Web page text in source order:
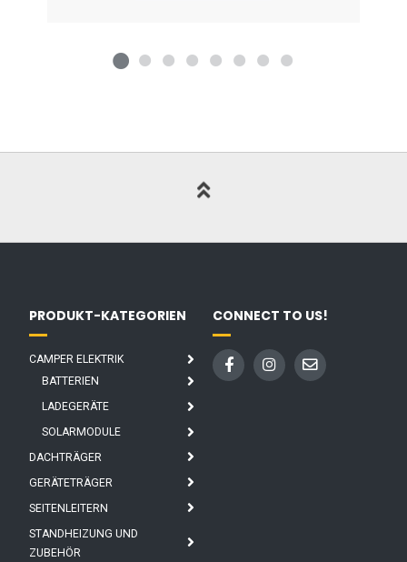
PRODUKT-KATEGORIEN
CAMPER ELEKTRIK
BATTERIEN
LADEGERÄTE
SOLARMODULE
DACHTRÄGER
GERÄTETRÄGER
SEITENLEITERN
STANDHEIZUNG UND
ZUBEHÖR
CONNECT TO US!